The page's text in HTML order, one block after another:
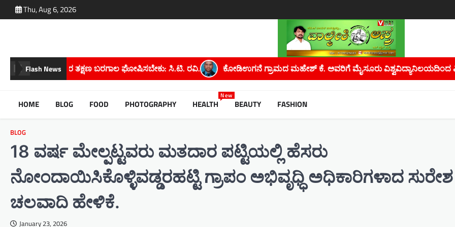
to
Thu, Aug 6, 2026
Flash News
ಸಿ.ಟಿ. ರವಿ. ಕೋಡಿಉಗನೆ ಗ್ರಾಮದ ಮಹೇಶ್ ಕೆ. ಅವರಿಗೆ ಮೈಸೂರು ವಿಶ್ವವಿದ್ಯಾನಿಲಯದಿಂದ ಪಿಎಚ್.ಡಿ ಪದವಿ… ಮಲೇರಿಯಾ,
HOME BLOG FOOD PHOTOGRAPHY HEALTH
New
BEAUTY FASHION
BLOG
18 ವರ್ಷ ಮೇಲ್ಪಟ್ಟವರು ಮತದಾರ ಪಟ್ಟಿಯಲ್ಲಿ ಹೆಸರು
ನೋಂದಾಯಿಸಿಕೊಳ್ಳಿವಡ್ಡರಹಟ್ಟಿ ಗ್ರಾಪಂ ಅಭಿವೃಧ್ಧಿ ಅಧಿಕಾರಿಗಳಾದ ಸುರೇಶ
ಚಲವಾದಿ ಹೇಳಿಕೆ.
January 23, 2026